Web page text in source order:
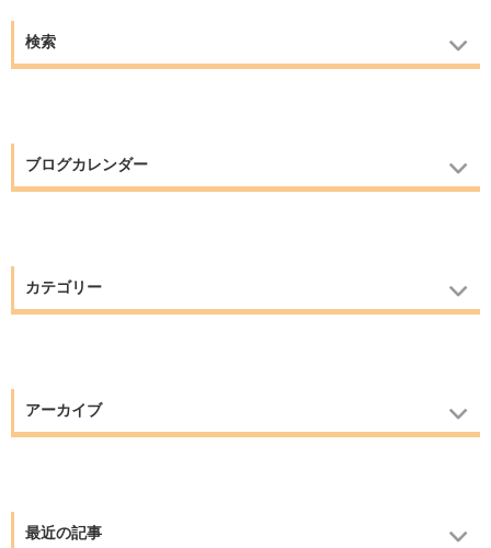
検索
ブログカレンダー
カテゴリー
アーカイブ
最近の記事